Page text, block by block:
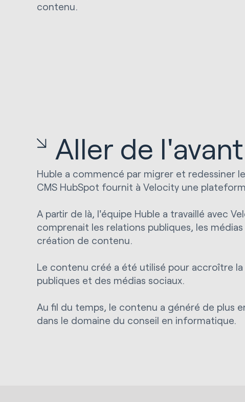
contenu.
Aller de
Huble a commencé par migrer et redessiner
CMS HubSpot fournit à Velocity une
A partir de là, l'équipe Huble a travaillé avec
comprenait les relations publiques, les
création de contenu.
Le contenu créé a été utilisé pour accroître
publiques et des médias sociaux.
Au fil du temps, le contenu a généré de plus
dans le domaine du conseil en informatique.